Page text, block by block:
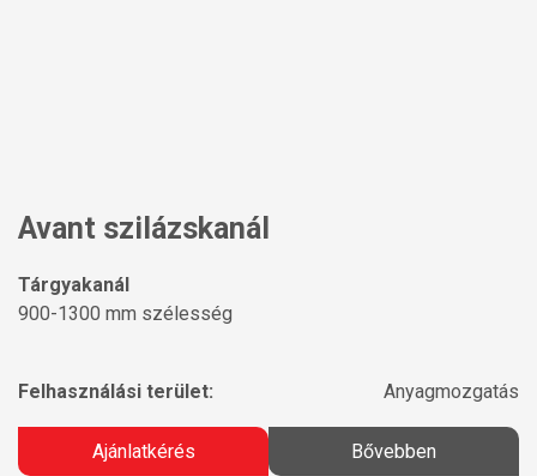
Avant szilázskanál
Tárgyakanál
900-1300 mm szélesség
Felhasználási terület: Anyagmozgatás
Ajánlatkérés Bővebben